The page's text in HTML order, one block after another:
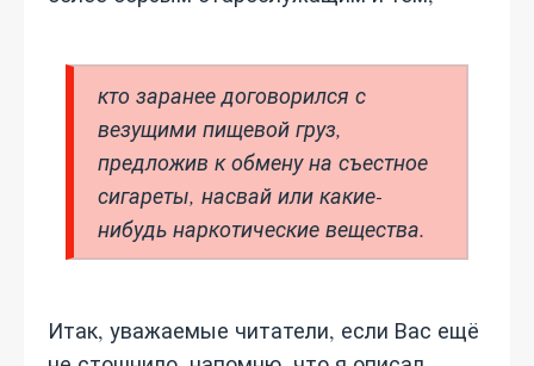
кто заранее договорился с
везущими пищевой груз,
предложив к обмену на съестное
сигареты, насвай или какие-
нибудь наркотические вещества.
Итак, уважаемые читатели, если Вас ещё